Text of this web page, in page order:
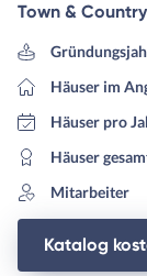
Town &
Häuser im
Häuser pro
Häuser
Mitarbeiter
Katalog